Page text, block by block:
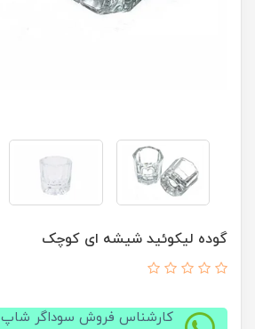
گوده لیکوئید شیشه ای کوچک
کارشناس فروش سوداگر شاپ